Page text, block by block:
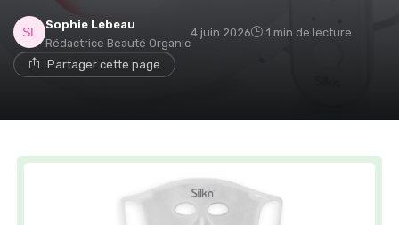
Sophie Lebeau
Rédactrice Beauté Organic
4 juin 2026 1 min de lecture
Partager cette page